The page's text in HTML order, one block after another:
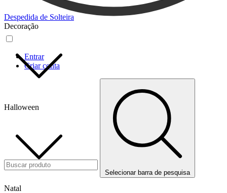
Despedida de Solteira
Decoração
Halloween
Natal
Entrar
Criar conta
Selecionar barra de pesquisa